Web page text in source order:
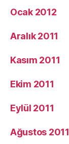
Ocak 2012
Aralık 2011
Kasım 2011
Ekim 2011
Eylül 2011
Ağustos 2011